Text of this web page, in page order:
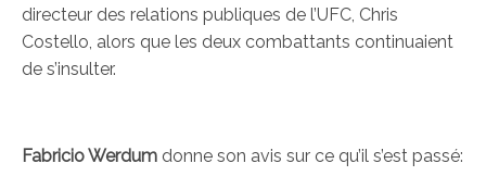
directeur des relations publiques de l’UFC, Chris
Costello, alors que les deux combattants continuaient
de s’insulter.
Fabricio Werdum donne son avis sur ce qu’il s’est passé: